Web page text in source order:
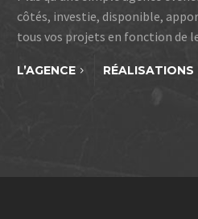
côtés, investie, disponible,
tous vos projets en fonction de
L’AGENCE RÉALISATIONS